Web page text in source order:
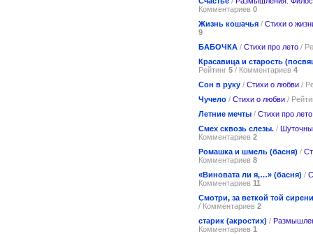
Комментариев 0
Жизнь кошачья / Стихи о
9
БАБОЧКА / Стихи про лето /
Красавица и старость
Рейтинг 5 / Комментариев 4
Сон в руку / Стихи о любви /
Чучело / Стихи о любви /
Летние мечты / Стихи про лето
Смех сквозь слезы. /
Комментариев 2
Ромашка и шмель (басня) /
Комментариев 8
«Виновата ли я,…» (басня) /
Комментариев 11
Смотри, за веткой той
/ Комментариев 2
старик (акростих) /
Комментариев 1